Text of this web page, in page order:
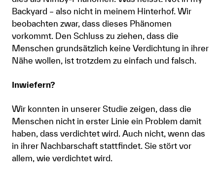
Backyard – also nicht in meinem Hinterhof. Wir
beobachten zwar, dass dieses Phänomen
vorkommt. Den Schluss zu ziehen, dass die
Menschen grundsätzlich keine Verdichtung in ihrer
Nähe wollen, ist trotzdem zu einfach und falsch.
Inwiefern?
Wir konnten in unserer Studie zeigen, dass die
Menschen nicht in erster Linie ein Problem damit
haben, dass verdichtet wird. Auch nicht, wenn das
in ihrer Nachbarschaft stattfindet. Sie stört vor
allem, wie verdichtet wird.